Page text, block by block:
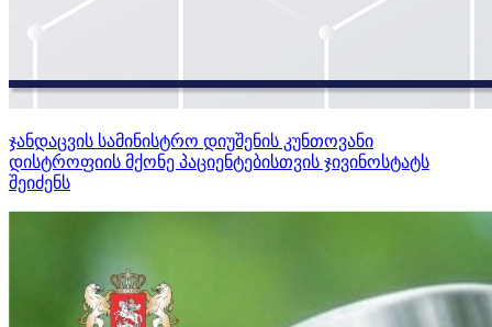
ჯანდაცვის სამინისტრო დიუშენის კუნთოვანი
დისტროფიის მქონე პაციენტებისთვის ჯივინოსტატს
შეიძენს